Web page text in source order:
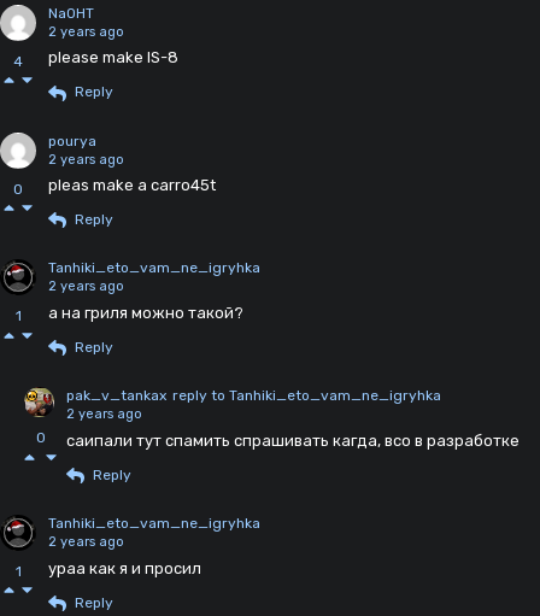
4
NaOHT
2 years ago
please make IS-8
Reply
0
pourya
2 years ago
pleas make a carro45t
Reply
1
Tanhiki_eto_vam_ne_igryhka
2 years ago
а на гриля можно такой?
Reply
0
pak_v_tankax reply to Tanhiki_eto_vam_ne_igryhka
2 years ago
саипали тут спамить спрашивать кагда, всо в разработке
Reply
1
Tanhiki_eto_vam_ne_igryhka
2 years ago
ураа как я и просил
Reply